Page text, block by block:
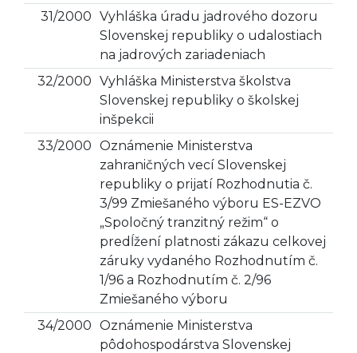
31/2000 Vyhláška úradu jadrového dozoru
Slovenskej republiky o udalostiach
na jadrových zariadeniach
32/2000 Vyhláška Ministerstva školstva
Slovenskej republiky o školskej
inšpekcii
33/2000 Oznámenie Ministerstva
zahraničných vecí Slovenskej
republiky o prijatí Rozhodnutia č.
3/99 Zmiešaného výboru ES-EZVO
„Spoločný tranzitný režim“ o
predĺžení platnosti zákazu celkovej
záruky vydaného Rozhodnutím č.
1/96 a Rozhodnutím č. 2/96
Zmiešaného výboru
34/2000 Oznámenie Ministerstva
pôdohospodárstva Slovenskej